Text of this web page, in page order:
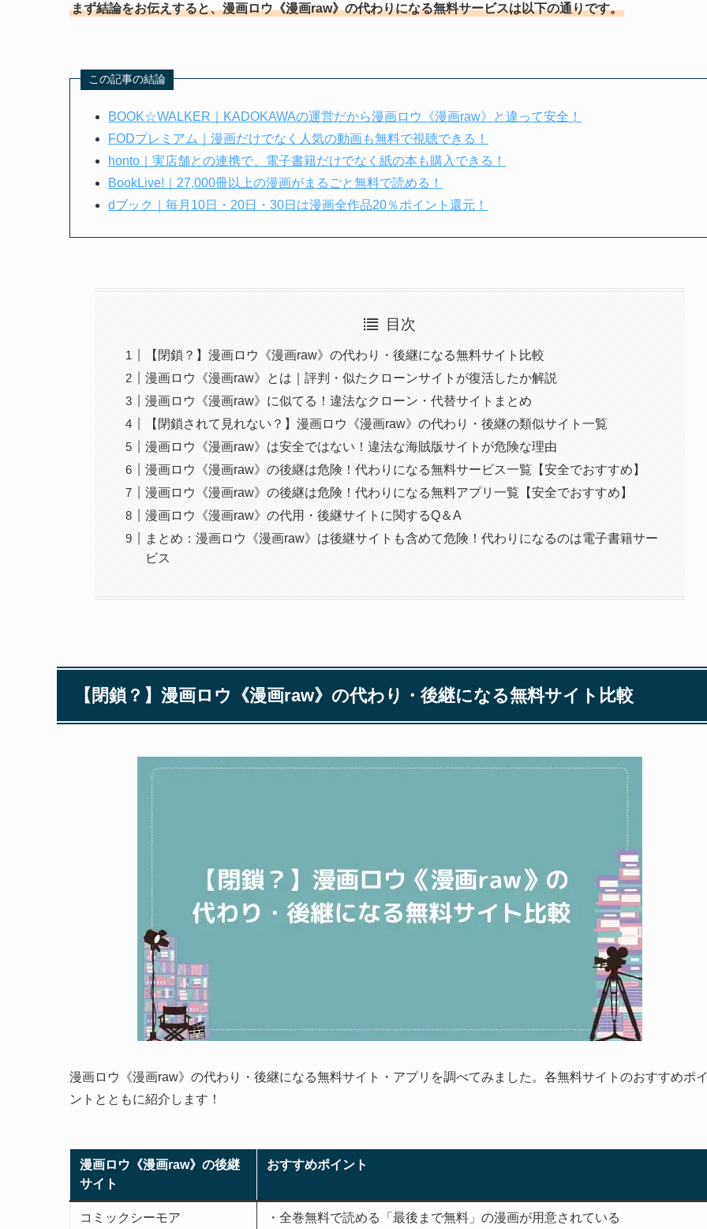
まず結論をお伝えすると、漫画ロウ《漫画raw》の代わりになる無料サービスは以下の通りです。
この記事の結論
BOOK☆WALKER｜KADOKAWAの運営だから漫画ロウ《漫画raw》と違って安全！
FODプレミアム｜漫画だけでなく人気の動画も無料で視聴できる！
honto｜実店舗との連携で、電子書籍だけでなく紙の本も購入できる！
BookLive!｜27,000冊以上の漫画がまるごと無料で読める！
dブック｜毎月10日・20日・30日は漫画全作品20％ポイント還元！
目次
【閉鎖？】漫画ロウ《漫画raw》の代わり・後継になる無料サイト比較
漫画ロウ《漫画raw》とは｜評判・似たクローンサイトが復活したか解説
漫画ロウ《漫画raw》に似てる！違法なクローン・代替サイトまとめ
【閉鎖されて見れない？】漫画ロウ《漫画raw》の代わり・後継の類似サイト一覧
漫画ロウ《漫画raw》は安全ではない！違法な海賊版サイトが危険な理由
漫画ロウ《漫画raw》の後継は危険！代わりになる無料サービス一覧【安全でおすすめ】
漫画ロウ《漫画raw》の後継は危険！代わりになる無料アプリ一覧【安全でおすすめ】
漫画ロウ《漫画raw》の代用・後継サイトに関するQ＆A
まとめ：漫画ロウ《漫画raw》は後継サイトも含めて危険！代わりになるのは電子書籍サー
ビス
【閉鎖？】漫画ロウ《漫画raw》の代わり・後継になる無料サイト比較
漫画ロウ《漫画raw》の代わり・後継になる無料サイト・アプリを調べてみました。各無料サイトのおすすめポ
ントとともに紹介します！
漫画ロウ《漫画raw》の後継
サイト
おすすめポイント
コミックシーモア
・全巻無料で読める「最後まで無料」の漫画が用意されている